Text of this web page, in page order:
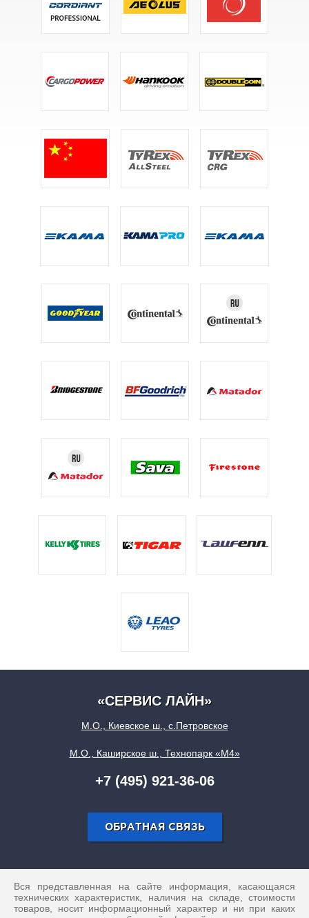
«СЕРВИС ЛАЙН»
М.О., Киевское ш., с.Петровское
М.О., Каширское ш., Технопарк «М4»
+7 (495) 921-36-06
ОБРАТНАЯ СВЯЗЬ
Вся представленная на сайте информация, касающаяся
технических характеристик, наличия на складе, стоимости
товаров, носит информационный характер и ни при каких